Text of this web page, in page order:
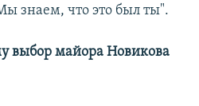
знаем, что это был ты".
выбор майора Новикова